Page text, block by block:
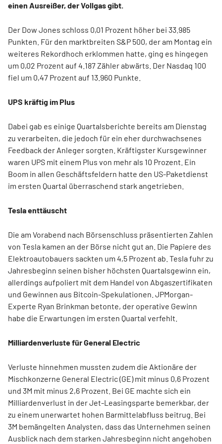
einen Ausreißer, der Vollgas gibt.
Der Dow Jones schloss 0,01 Prozent höher bei 33.985
Punkten. Für den marktbreiten S&P 500, der am Montag ein
weiteres Rekordhoch erklommen hatte, ging es hingegen
um 0,02 Prozent auf 4.187 Zähler abwärts. Der Nasdaq 100
fiel um 0,47 Prozent auf 13.960 Punkte.
UPS kräftig im Plus
Dabei gab es einige Quartalsberichte bereits am Dienstag
zu verarbeiten, die jedoch für ein eher durchwachsenes
Feedback der Anleger sorgten. Kräftigster Kursgewinner
waren UPS mit einem Plus von mehr als 10 Prozent. Ein
Boom in allen Geschäftsfeldern hatte den US-Paketdienst
im ersten Quartal überraschend stark angetrieben.
Tesla enttäuscht
Die am Vorabend nach Börsenschluss präsentierten Zahlen
von Tesla kamen an der Börse nicht gut an. Die Papiere des
Elektroautobauers sackten um 4,5 Prozent ab. Tesla fuhr zu
Jahresbeginn seinen bisher höchsten Quartalsgewinn ein,
allerdings aufpoliert mit dem Handel von Abgaszertifikaten
und Gewinnen aus Bitcoin-Spekulationen. JPMorgan-
Experte Ryan Brinkman betonte, der operative Gewinn
habe die Erwartungen im ersten Quartal verfehlt.
Milliardenverluste für General Electric
Verluste hinnehmen mussten zudem die Aktionäre der
Mischkonzerne General Electric (GE) mit minus 0,6 Prozent
und 3M mit minus 2,6 Prozent. Bei GE machte sich ein
Milliardenverlust in der Jet-Leasingsparte bemerkbar, der
zu einem unerwartet hohen Barmittelabfluss beitrug. Bei
3M bemängelten Analysten, dass das Unternehmen seinen
Ausblick nach dem starken Jahresbeginn nicht angehoben